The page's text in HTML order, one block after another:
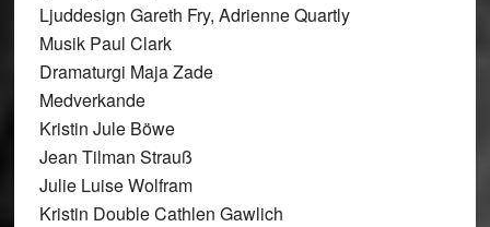
Ljuddesign Gareth Fry, Adrienne Quartly
Musik Paul Clark
Dramaturgi Maja Zade
Medverkande
Kristin Jule Böwe
Jean Tilman Strauß
Julie Luise Wolfram
Kristin Double Cathlen Gawlich